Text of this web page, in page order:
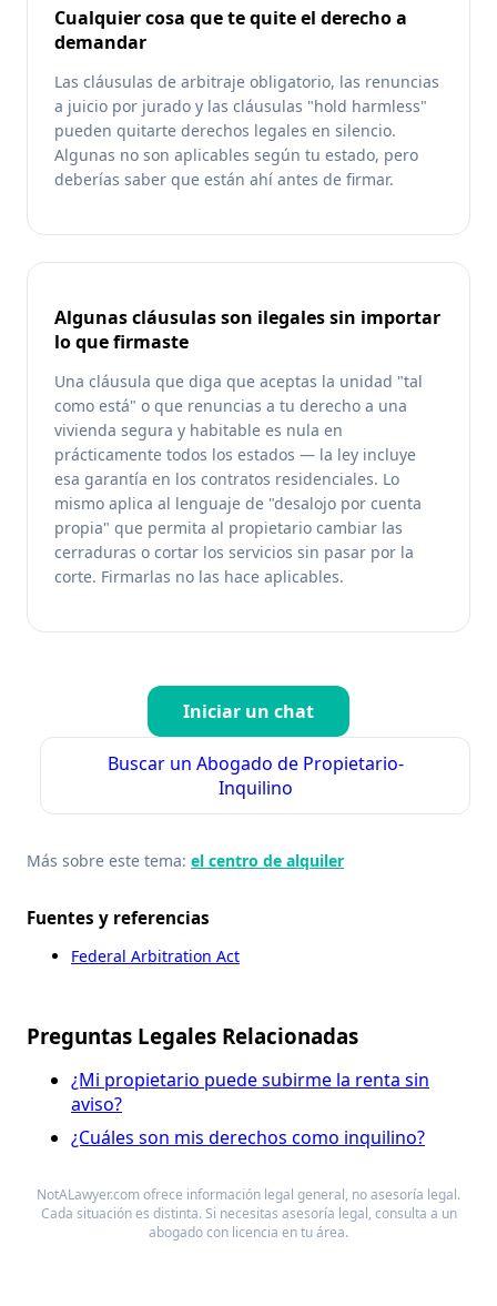
Cualquier cosa que te quite el derecho a
demandar
Las cláusulas de arbitraje obligatorio, las renuncias
a juicio por jurado y las cláusulas "hold harmless"
pueden quitarte derechos legales en silencio.
Algunas no son aplicables según tu estado, pero
deberías saber que están ahí antes de firmar.
Algunas cláusulas son ilegales sin importar
lo que firmaste
Una cláusula que diga que aceptas la unidad "tal
como está" o que renuncias a tu derecho a una
vivienda segura y habitable es nula en
prácticamente todos los estados — la ley incluye
esa garantía en los contratos residenciales. Lo
mismo aplica al lenguaje de "desalojo por cuenta
propia" que permita al propietario cambiar las
cerraduras o cortar los servicios sin pasar por la
corte. Firmarlas no las hace aplicables.
Iniciar un chat
Buscar un Abogado de Propietario-
Inquilino
Más sobre este tema: el centro de alquiler
Fuentes y referencias
Federal Arbitration Act
Preguntas Legales Relacionadas
¿Mi propietario puede subirme la renta sin
aviso?
¿Cuáles son mis derechos como inquilino?
NotALawyer.com ofrece información legal general, no asesoría legal.
Cada situación es distinta. Si necesitas asesoría legal, consulta a un
abogado con licencia en tu área.